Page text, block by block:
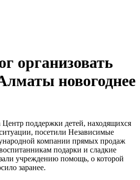
организовать
новогоднее
поддержки детей, находящихся
посетили Независимые
компании прямых продаж
подарки и сладкие
учреждению помощь, о которой
заранее.